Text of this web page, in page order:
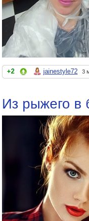
+2 jainestyle72 3
Из рыжего в